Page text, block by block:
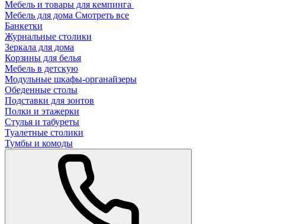
Мебель и товары для кемпинга
Мебель для домаСмотреть все
Банкетки
Журнальные столики
Зеркала для дома
Корзины для белья
Мебель в детскую
Модульные шкафы-органайзеры
Обеденные столы
Подставки для зонтов
Полки и этажерки
Стулья и табуреты
Туалетные столики
Тумбы и комоды